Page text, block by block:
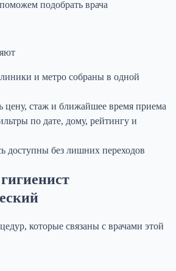
подобрать врача
и метро собраны в одной
цену, стаж и ближайшее время приема
по дате, дому, рейтингу и
доступны без лишних переходов
которые связаны с врачами этой